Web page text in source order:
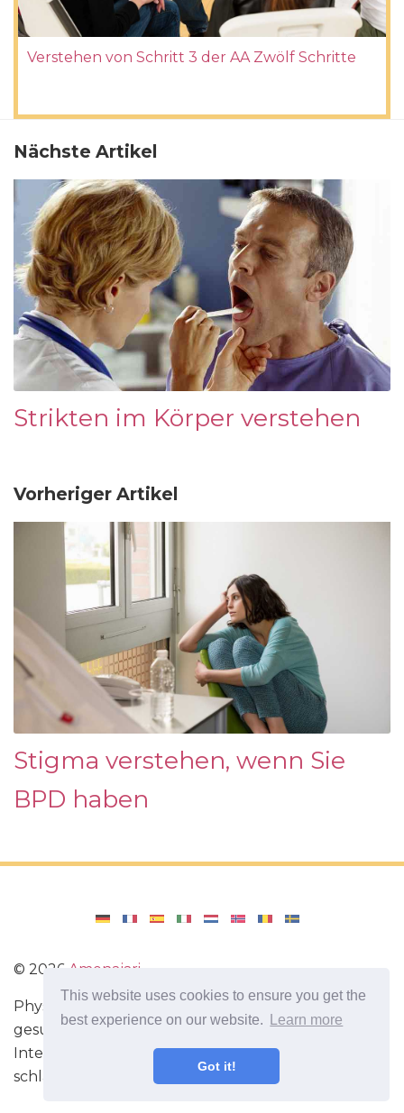
This website uses cookies to ensure you get the
best experience on our website.
Learn more
Got it!
Verstehen von Schritt 3 der AA Zwölf Schritte
Nächste Artikel
Strikten im Körper verstehen
Vorheriger Artikel
Stigma verstehen, wenn Sie
BPD haben
© 2026 Amenajari
Physische Übungen. Diäten und Rezepte für eine
gesunde Ernährung. Übungen für das Gehirn.
Interessante Fakten. Selbstentwicklung. Sei heute
schlauer und stärker!